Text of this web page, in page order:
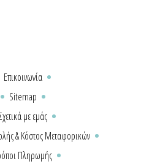
Επικοινωνία
Sitemap
με εμάς
& Κόστος Μεταφορικών
Πληρωμής